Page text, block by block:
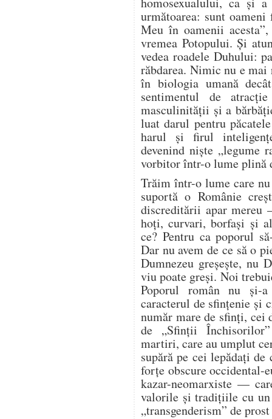
următoarea: sunt
Meu în oamenii
vremea Potopului. Și
vedea roadele Duhului:
răbdarea. Nimic nu e
în biologia umană
sentimentul de
masculinității și a
luat darul pentru
harul și firul
devenind niște „legume
vorbitor într-o lume plină
Trăim într-o lume care
suportă o Românie
discreditării apar
hoți, curvari, borfași și
ce? Pentru ca poporul
Dar nu avem de ce să o
Dumnezeu greșește, nu
viu poate greși. Noi
Poporul român nu și-
caracterul de sfințenie și
număr mare de sfinți, cei
de „Sfinții
martiri, care au umplut
supără pe cei lepădați
forțe obscure
kazar-neomarxiste —
valorile și tradițiile cu un
„transgenderism” de